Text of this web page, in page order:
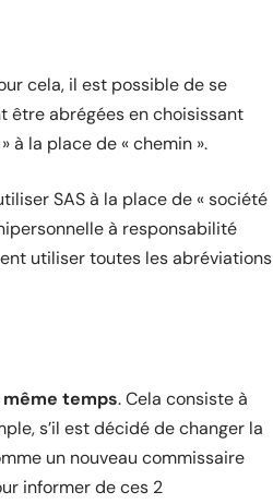
cela, il est possible de se
être abrégées en choisissant
à la place de « chemin ».
SAS à la place de « société
à responsabilité
utiliser toutes les abréviations
temps. Cela consiste à
s’il est décidé de changer la
un nouveau commissaire
informer de ces 2